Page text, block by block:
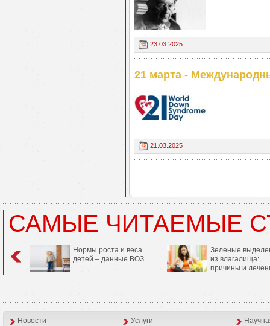
23.03.2025
21 марта -
21.03.2025
САМЫЕ ЧИТАЕМЫЕ
Нормы роста и веса
детей – данные ВОЗ
Зеленые
из влагалища:
причины и
Новости Услуги